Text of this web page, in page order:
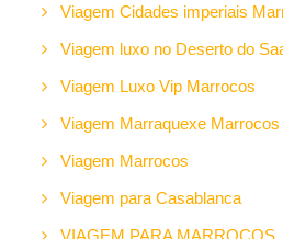
Viagem Cidades imperiais
Viagem luxo no Deserto do
Viagem Luxo Vip Marrocos
Viagem Marraquexe Marrocos
Viagem Marrocos
Viagem para Casablanca
VIAGEM PARA MARROCOS